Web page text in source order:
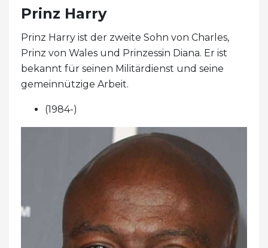
Prinz Harry
Prinz Harry ist der zweite Sohn von Charles,
Prinz von Wales und Prinzessin Diana. Er ist
bekannt für seinen Militärdienst und seine
gemeinnützige Arbeit.
(1984-)